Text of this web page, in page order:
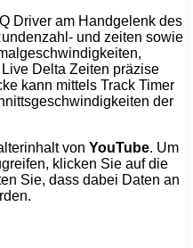
Driver am Handgelenk des
und zeiten sowie
Delta Zeiten präzise
kann mittels Track Timer
der
von YouTube. Um
klicken Sie auf die
Sie, dass dabei Daten an